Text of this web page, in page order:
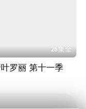
26集全
罗丽 第十一季